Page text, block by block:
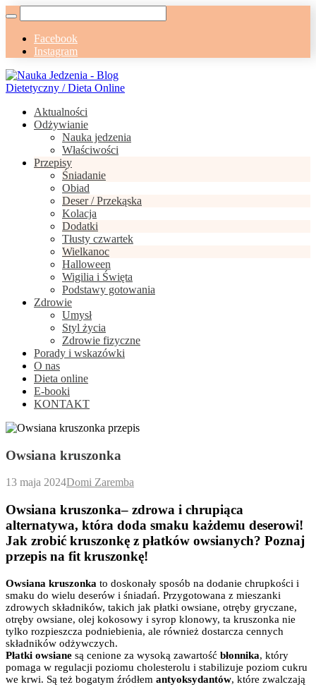
Facebook
Instagram
Aktualności
Odżywianie
Nauka jedzenia
Właściwości
Przepisy
Śniadanie
Obiad
Deser / Przekąska
Kolacja
Dodatki
Tłusty czwartek
Wielkanoc
Halloween
Wigilia i Święta
Podstawy gotowania
Zdrowie
Umysł
Styl życia
Zdrowie fizyczne
Porady i wskazówki
O nas
Dieta online
E-booki
KONTAKT
Owsiana kruszonka
13 maja 2024Domi Zaremba
Owsiana kruszonka– zdrowa i chrupiąca
alternatywa, która doda smaku każdemu deserowi!
Jak zrobić kruszonkę z płatków owsianych? Poznaj
przepis na fit kruszonkę!
Owsiana kruszonka to doskonały sposób na dodanie chrupkości i
smaku do wielu deserów i śniadań. Przygotowana z mieszanki
zdrowych składników, takich jak płatki owsiane, otręby gryczane,
otręby owsiane, olej kokosowy i syrop klonowy, ta kruszonka nie
tylko rozpieszcza podniebienia, ale również dostarcza cennych
składników odżywczych.
Płatki owsiane są cenione za wysoką zawartość błonnika, który
pomaga w regulacji poziomu cholesterolu i stabilizuje poziom cukru
we krwi. Są też bogatym źródłem antyoksydantów, które zwalczają